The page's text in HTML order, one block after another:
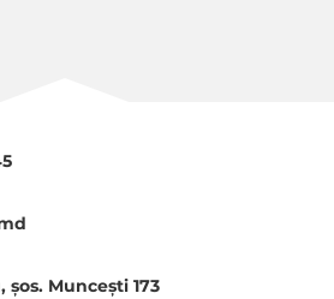
șos. Muncești 173